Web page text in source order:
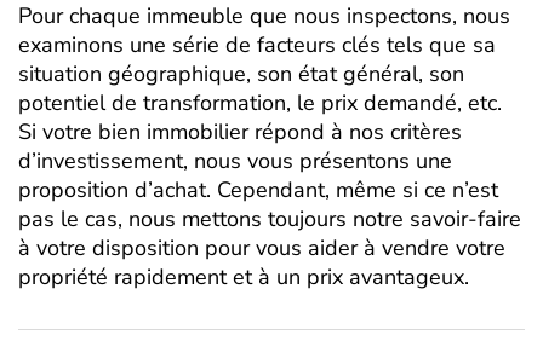
Pour chaque immeuble que nous inspectons, nous
examinons une série de facteurs clés tels que sa
situation géographique, son état général, son
potentiel de transformation, le prix demandé, etc.
Si votre bien immobilier répond à nos critères
d’investissement, nous vous présentons une
proposition d’achat. Cependant, même si ce n’est
pas le cas, nous mettons toujours notre savoir-faire
à votre disposition pour vous aider à vendre votre
propriété rapidement et à un prix avantageux.